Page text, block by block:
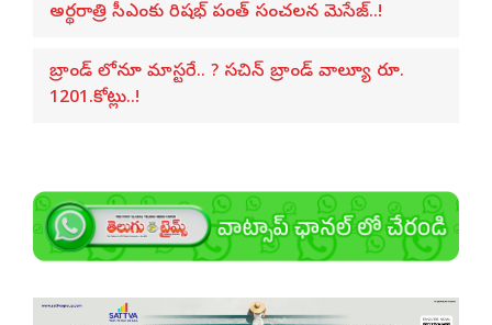
అర్థరాత్రి సీఎంకు రిషభ్ పంత్ సంచలన మెసేజ్..!
బ్రాండ్ లోనూ మాస్టరే.. ? సచిన్ బ్రాండ్ వాల్యూ రూ.
1201.కోట్లు..!